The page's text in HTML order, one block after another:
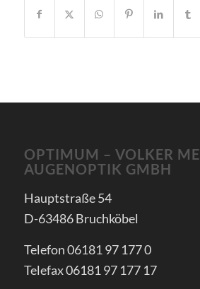
OPTIMUM – VOLKER
AUGENOPTIK GMBH
Hauptstraße 54
D-63486 Bruchköbel
Telefon 06181 97 177 0
Telefax 06181 97 177 17